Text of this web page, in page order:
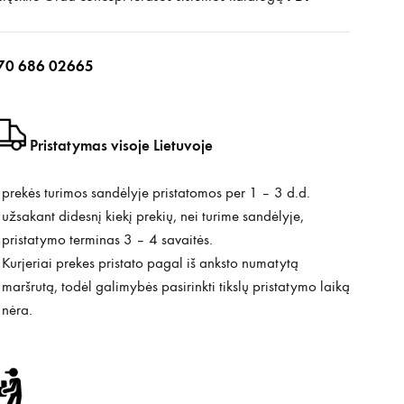
686 02665
Pristatymas visoje Lietuvoje
prekės turimos sandėlyje pristatomos per 1 – 3 d.d.
užsakant didesnį kiekį prekių, nei turime sandėlyje,
pristatymo terminas 3 – 4 savaitės.
Kurjeriai prekes pristato pagal iš anksto numatytą
maršrutą, todėl galimybės pasirinkti tikslų pristatymo laiką
nėra.